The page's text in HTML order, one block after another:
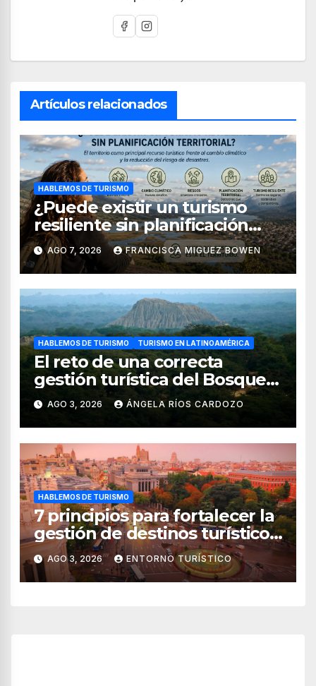
Artículos relacionados
HABLEMOS DE TURISMO
¿Puede existir un turismo
resiliente sin planificación
territorial?
AGO 7, 2026 FRANCISCA MIGUEZ BOWEN
HABLEMOS DE TURISMO TURISMO EN LATINOAMÉRICA
El reto de una correcta
gestión turística del Bosque
de Pomac (en Perú)
AGO 3, 2026 ÁNGELA RÍOS CARDOZO
HABLEMOS DE TURISMO
7 principios para fortalecer la
gestión de destinos turísticos,
según el WTTC
AGO 3, 2026 ENTORNO TURÍSTICO